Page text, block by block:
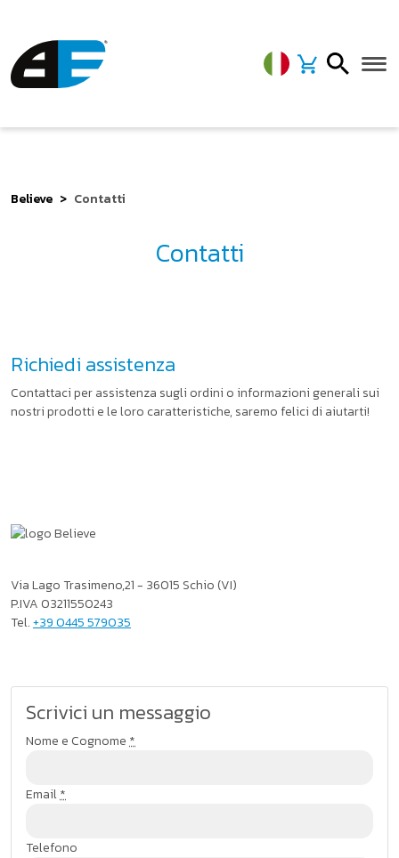
Believe Contatti
Contatti
Richiedi assistenza
Contattaci per assistenza sugli ordini o informazioni generali sui
nostri prodotti e le loro caratteristiche, saremo felici di aiutarti!
Via Lago Trasimeno,21 - 36015 Schio (VI)
P.IVA 03211550243
Tel.+39 0445 579035
Scrivici un messaggio
If you
ignore
Nome e Cognome*
Email*
Telefono